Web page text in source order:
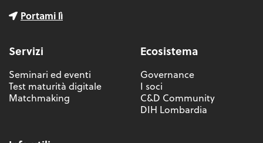
Portami lì
Servizi
Seminari ed eventi
Test maturità digitale
Matchmaking
Ecosistema
Governance
I soci
C&D Community
DIH Lombardia